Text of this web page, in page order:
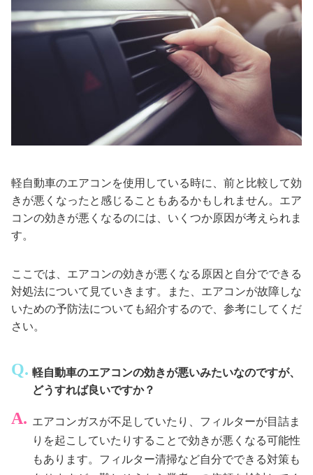
軽自動車のエアコンを使用している時に、前と比較して効
きが悪くなったと感じることもあるかもしれません。エア
コンの効きが悪くなるのには、いくつか原因が考えられま
す。
ここでは、エアコンの効きが悪くなる原因と自分でできる
対処法について見ていきます。また、エアコンが故障しな
いための予防法についても紹介するので、参考にしてくだ
さい。
軽自動車のエアコンの効きが悪いみたいなのですが、
どうすれば良いですか？
エアコンガスが不足していたり、フィルターが目詰ま
りを起こしていたりすることで効きが悪くなる可能性
もあります。フィルター清掃など自分でできる対策も